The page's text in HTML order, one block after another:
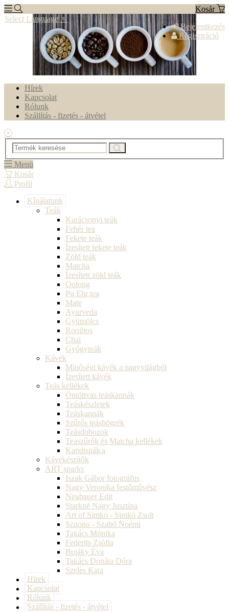
Kosár
Bejelentkezés
Regisztráció
Select Language ▼
Hírek
Kapcsolat
Rólunk
Szállítás - fizetés - átvétel
Menü
Kosár
Profil
Kínálatunk
Teák
Karácsonyi teák
Fehér tea
Fekete teák
Ízesített fekete teák
Zöld teák
Matcha
Ízesített zöld teák
Oolong
Pu Ehr tea
Mate
Ayurveda
Gyümölcs
Rooibos
Chai
Gyógyteák
Kávék
Minőségi kávék a nagyvilágból
Ízesített kávék
Teás kellékek
Öntöttvas teáskannák
Teáskészletek
Teáskannák
Szűrős teásbögrék
Teásdobozok
Teaszűrők és Matcha kellékek
Kandispálca
Kávékészítők
ART sparks
Iszak Gábor fotográfus
Nagy Veronika festőművész
Neubauer Edit
Starkné Nagy Jusztina
Art of Simko - Simkó Zsolt
Sznono - Szabó Noémi
Takács Mónika
Federits Zsófia
Bujáky Éva
Takács Donáta Dóra
Szeles Kata
Hírek
Kapcsolat
Rólunk
Szállítás - fizetés - átvétel